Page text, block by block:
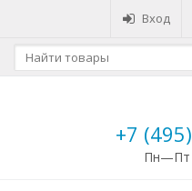
Вход
+7
Пн—Пт